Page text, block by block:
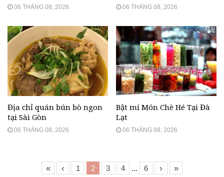
06 THÁNG 08, 2026 06 THÁNG 08, 2026
Địa chỉ quán bún bò ngon
tại Sài Gòn
06 THÁNG 08, 2026
Bật mí Món Chè Hé Tại Đà
Lạt
06 THÁNG 08, 2026
« ‹ 1 2 3 4 ... 6 › »